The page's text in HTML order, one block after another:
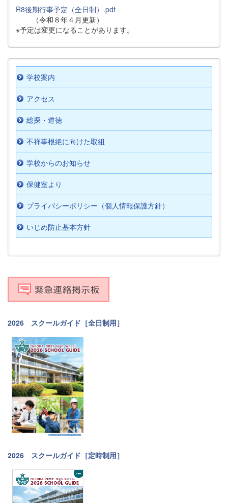
R8後期行事予定（全日制）.pdf
（令和８年４月更新）
※予定は変更になることがあります。
学校案内
アクセス
総探・道徳
不祥事根絶に向けた取組
学校からのお知らせ
保健室より
プライバシーポリシー（個人情報保護方針）
いじめ防止基本方針
2026 スクールガイド［全日制用］
2026 スクールガイド［定時制用］